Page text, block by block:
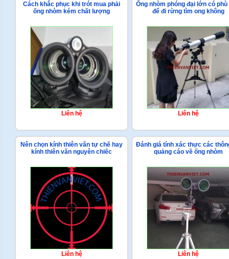
Cách khắc phục khi trót mua phải
ống nhòm kém chất lượng
Liên hệ
Ống nhòm phóng đại lớn có
để đi rừng tìm ong không
Liên hệ
Nên chọn kính thiên văn tự chế hay
kính thiên văn nguyên chiếc
Liên hệ
Đánh giá tính xác thực các
quảng cáo về ống nhòm
Liên hệ